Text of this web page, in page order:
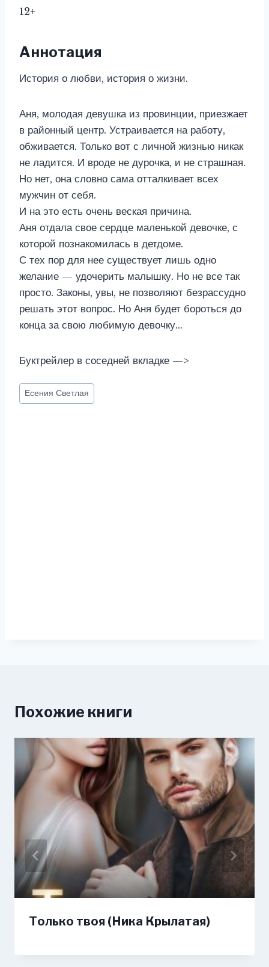
12+
Аннотация
История о любви, история о жизни.
Аня, молодая девушка из провинции, приезжает
в районный центр. Устраивается на работу,
обживается. Только вот с личной жизнью никак
не ладится. И вроде не дурочка, и не страшная.
Но нет, она словно сама отталкивает всех
мужчин от себя.
И на это есть очень веская причина.
Аня отдала свое сердце маленькой девочке, с
которой познакомилась в детдоме.
С тех пор для нее существует лишь одно
желание — удочерить малышку. Но не все так
просто. Законы, увы, не позволяют безрассудно
решать этот вопрос. Но Аня будет бороться до
конца за свою любимую девочку…
Буктрейлер в соседней вкладке —>
Метки
записи:
Есения Светлая
Похожие книги
Только твоя (Ника Крылатая)